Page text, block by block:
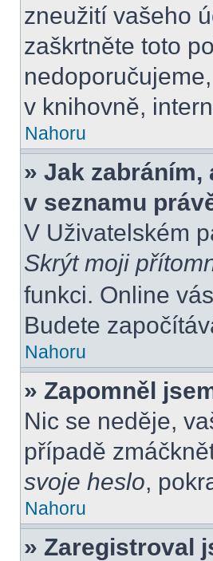
zneužití vašeho
zaškrtněte toto
v knihovně,
Nahoru
» Jak
v seznamu
V Uživatelském
Skrýt moji
funkci. Online
Budete
Nahoru
» Zapomněl
Nic se neděje,
případě
svoje heslo,
Nahoru
» Zaregistroval